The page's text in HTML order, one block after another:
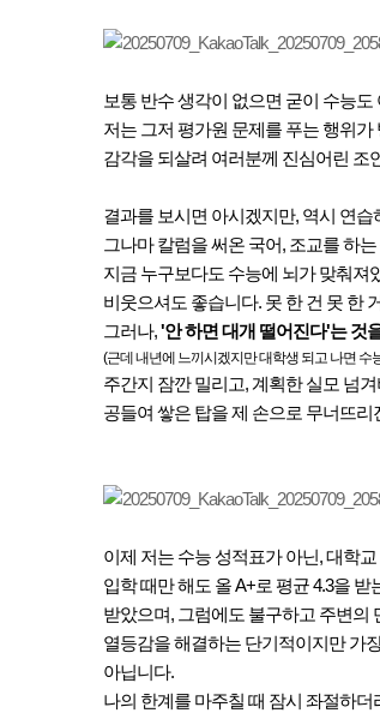
보통 반수 생각이 없으면 굳이 수능
저는 그저 평가원 문제를 푸는 행위
감각을 되살려 여러분께 진심어린 조
결과를 보시면 아시겠지만, 역시 연
그나마 칼럼을 써온 국어, 조교를 하
지금 누구보다도 수능에 뇌가 맞춰져
비웃으셔도 좋습니다. 못 한 건 못 한
그러나,'안 하면 대개 떨어진다'는 것
(근데 내년에 느끼시겠지만 대학생 되고 나면 수
주간지 잠깐 밀리고, 계획한 실모 넘
공들여 쌓은 탑을 제 손으로 무너뜨리
이제 저는 수능 성적표가 아닌, 대학
입학 때만 해도 올 A+로 평균 4.3을
받았으며, 그럼에도 불구하고 주변의
열등감을 해결하는 단기적이지만 가
아닙니다.
나의 한계를 마주칠 때 잠시 좌절하